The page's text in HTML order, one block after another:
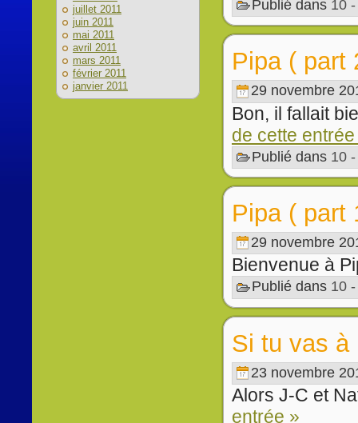
juillet 2011
juin 2011
mai 2011
avril 2011
mars 2011
février 2011
janvier 2011
Publié dans 10
Pipa ( part
29 novembre
Bon, il fallait
de cette
Publié dans 10
Pipa ( part
29 novembre
Bienvenue à
Publié dans 10
Si tu vas
23 novembre
Alors J-C et
entrée »